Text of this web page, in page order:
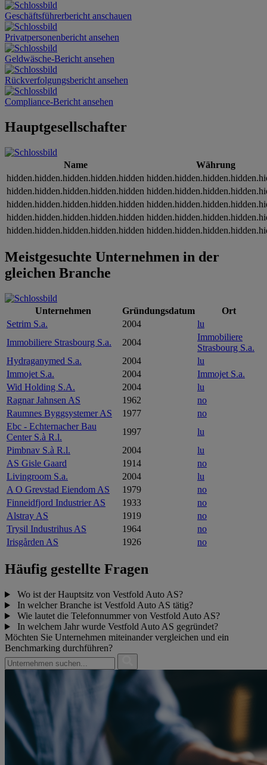
Geschäftsführerbericht anschauen
Privatpersonenbericht ansehen
Geldwäsche-Bericht ansehen
Rückverfolgungsbericht ansehen
Compliance-Bericht ansehen
Hauptgesellschafter
Name
Währung
hidden.hidden.hidden.hidden.hidden
hidden.hidden.hidden.hidden.hidden
hidden.hidden.hidden.hidden.hidden
hidden.hidden.hidden.hidden.hidden
hidden.hidden.hidden.hidden.hidden
Meistgesuchte Unternehmen in der
gleichen Branche
Unternehmen Gründungsdatum
Ort
Setrim S.a.
2004
lu
Immobiliere Strasbourg S.a.
2004
Immobiliere
Strasbourg S.a.
Hydraganymed S.a.
2004
lu
Immojet S.a.
2004
Immojet S.a.
Wid Holding S.A.
2004
lu
Ragnar Jahnsen AS
1962
no
Raumnes Byggsystemer AS
1977
no
Ebc - Echternacher Bau
Center S.à R.l.
1997
lu
Pimbnav S.à R.l.
2004
lu
AS Gisle Gaard
1914
no
Livingroom S.a.
2004
lu
A O Grevstad Eiendom AS
1979
no
Finneidfjord Industrier AS
1933
no
Alstray AS
1919
no
Trysil Industrihus AS
1964
no
Irisgården AS
1926 no
Häufig gestellte Fragen
Wo ist der Hauptsitz von Vestfold Auto AS?
In welcher Branche ist Vestfold Auto AS tätig?
Wie lautet die Telefonnummer von Vestfold Auto AS?
In welchem Jahr wurde Vestfold Auto AS gegründet?
Möchten Sie Unternehmen miteinander vergleichen und ein
Benchmarking durchführen?